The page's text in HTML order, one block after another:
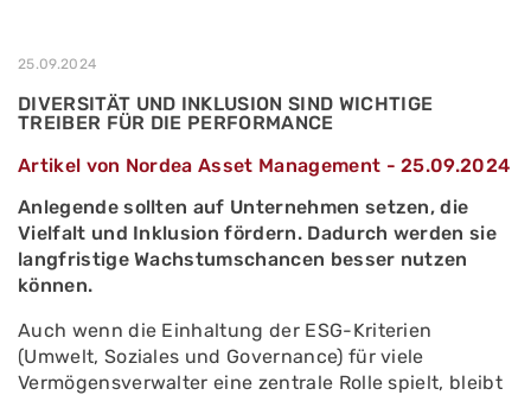
25.09.2024
DIVERSITÄT UND INKLUSION SIND WICHTIGE
TREIBER FÜR DIE PERFORMANCE
Artikel von Nordea Asset Management - 25.09.2024
Anlegende sollten auf Unternehmen setzen, die
Vielfalt und Inklusion fördern. Dadurch werden sie
langfristige Wachstumschancen besser nutzen
können.
Auch wenn die Einhaltung der ESG-Kriterien
(Umwelt, Soziales und Governance) für viele
Vermögensverwalter eine zentrale Rolle spielt, bleibt